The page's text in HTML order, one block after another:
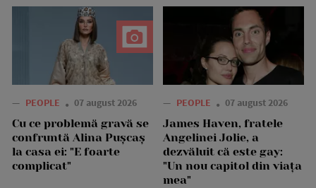
— PEOPLE 07 august 2026
Cu ce problemă gravă se
confruntă Alina Pușcaș
la casa ei: "E foarte
complicat"
— PEOPLE 07 august 2026
James Haven, fratele
Angelinei Jolie, a
dezvăluit că este gay:
"Un nou capitol din viața
mea"